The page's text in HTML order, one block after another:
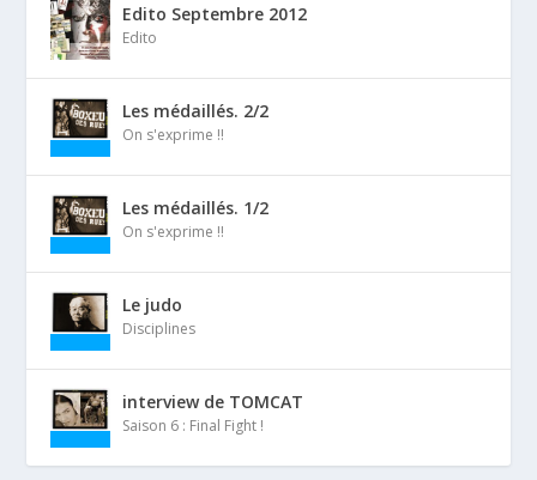
Edito Septembre 2012
Edito
Les médaillés. 2/2
On s'exprime !!
Les médaillés. 1/2
On s'exprime !!
Le judo
Disciplines
interview de TOMCAT
Saison 6 : Final Fight !